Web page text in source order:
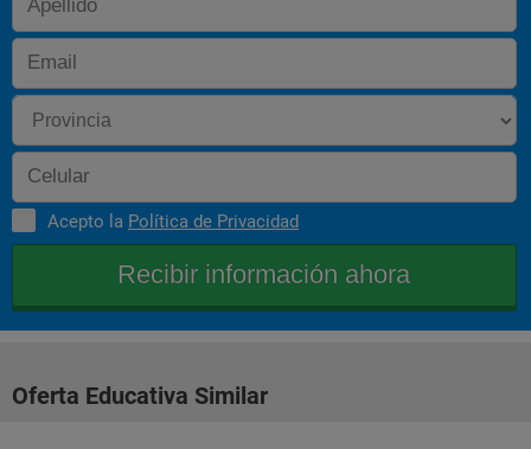
COMPLEMENTOS JURÍDICOS
•Informática aplicada a la asesoría jurídica de empresas.
•Relaciones de la empresa con las Administraciones Públicas
(urbanismo y medio ambiente, inspecciones y sanciones,
•Derecho Penal Económico. Práctica sobre delitos inherentes
al ámbito empresarial
*La información del Programa es orientativa.
Acepto la Política de Privacidad
Oferta Educativa Similar